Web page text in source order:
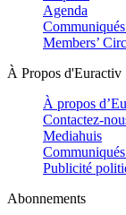
Agenda
Members’
À Propos d'Euractiv
À propos
Contactez-
Mediahuis
Publicité
Abonnements